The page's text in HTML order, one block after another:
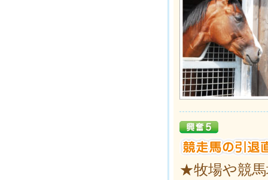
★牧場や競馬